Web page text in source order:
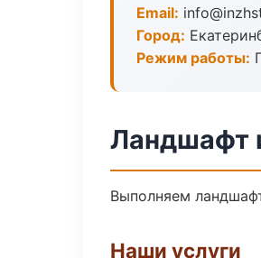
Email:
Город:
Режим работы:
Ландшафт
Выполняем
Наши услуги